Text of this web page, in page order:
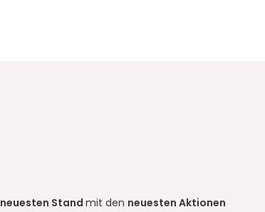
neuesten Standmit den neuesten Aktionen